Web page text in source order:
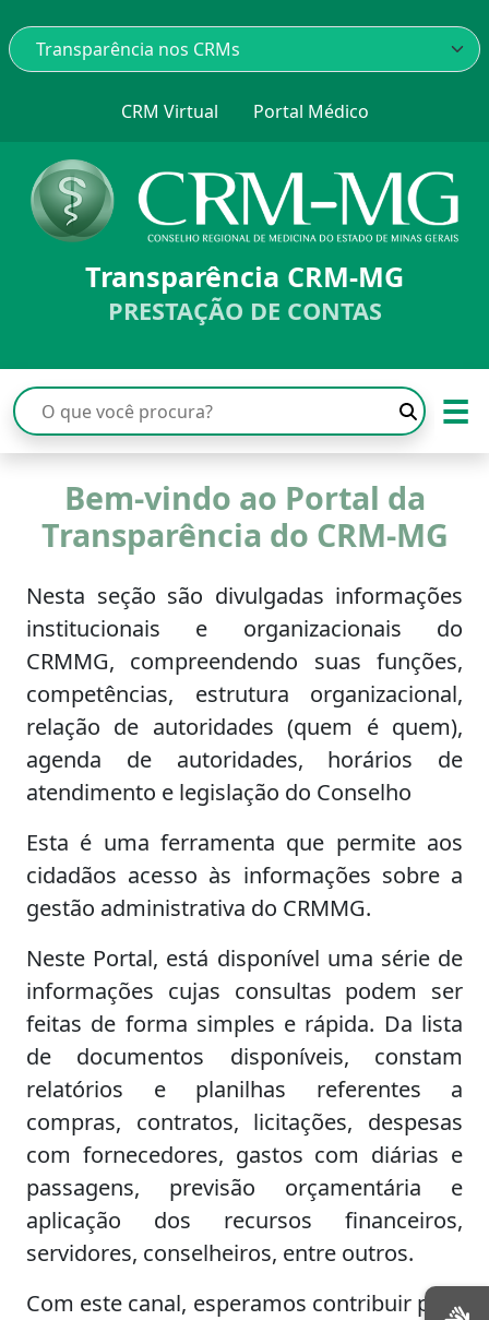
CRM Virtual Portal Médico
Transparência CRM-MG
PRESTAÇÃO DE CONTAS
☰
Bem-vindo ao Portal da
Transparência do CRM-MG
Nesta seção são divulgadas informações
institucionais e organizacionais do
CRMMG, compreendendo suas funções,
competências, estrutura organizacional,
relação de autoridades (quem é quem),
agenda de autoridades, horários de
atendimento e legislação do Conselho
Esta é uma ferramenta que permite aos
cidadãos acesso às informações sobre a
gestão administrativa do CRMMG.
Neste Portal, está disponível uma série de
informações cujas consultas podem ser
feitas de forma simples e rápida. Da lista
de documentos disponíveis, constam
relatórios e planilhas referentes a
compras, contratos, licitações, despesas
com fornecedores, gastos com diárias e
passagens, previsão orçamentária e
aplicação dos recursos financeiros,
servidores, conselheiros, entre outros.
Com este canal, esperamos contribuir para